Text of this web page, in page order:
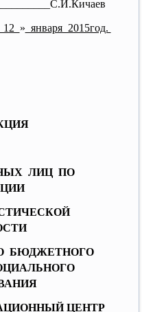
__________С.И.Кичаев
12 » января 2015год.
ЛИЦ ПО
БЮДЖЕТНОГО
ЦЕНТР